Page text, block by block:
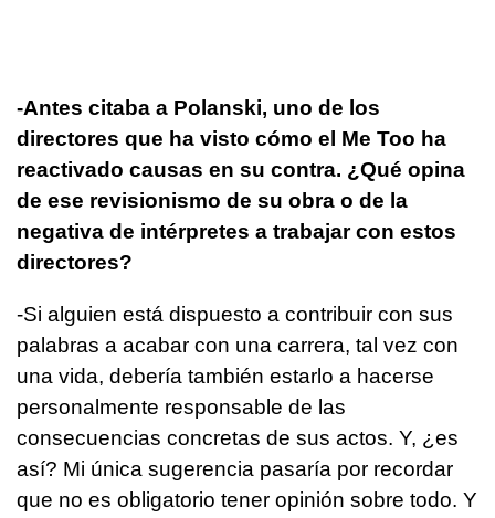
-Antes citaba a Polanski, uno de los
directores que ha visto cómo el Me Too ha
reactivado causas en su contra. ¿Qué opina
de ese revisionismo de su obra o de la
negativa de intérpretes a trabajar con estos
directores?
-Si alguien está dispuesto a contribuir con sus
palabras a acabar con una carrera, tal vez con
una vida, debería también estarlo a hacerse
personalmente responsable de las
consecuencias concretas de sus actos. Y, ¿es
así? Mi única sugerencia pasaría por recordar
que no es obligatorio tener opinión sobre todo. Y